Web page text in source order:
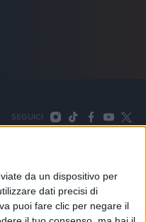
da un dispositivo per
dati precisi di
puoi fare clic per negare il
SEGUICI
| Fax +39
TORNA SU